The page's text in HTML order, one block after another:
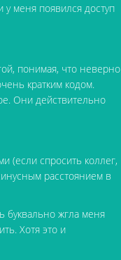
меня появился доступ
понимая, что неверно
кратким кодом.
Они действительно
(если спросить коллег,
расстоянием в
буквально жгла меня
Хотя это и